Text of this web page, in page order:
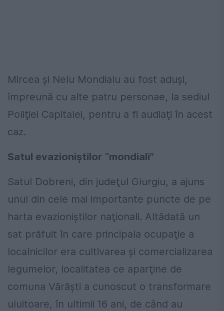
Mircea şi Nelu Mondialu au fost aduşi,
împreună cu alte patru personae, la sediul
Poliţiei Capitalei, pentru a fi audiaţi în acest
caz.
Satul evazioniştilor “mondiali”
Satul Dobreni, din judeţul Giurgiu, a ajuns
unul din cele mai importante puncte de pe
harta evazioniştilor naţionali. Altădată un
sat prăfuit în care principala ocupaţie a
localnicilor era cultivarea şi comercializarea
legumelor, localitatea ce aparţine de
comuna Vărăşti a cunoscut o transformare
uluitoare, în ultimii 16 ani, de când au